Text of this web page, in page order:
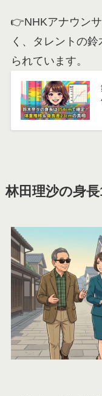
👉NHKアナウン
く、タレントの
られています。
林田理沙の身